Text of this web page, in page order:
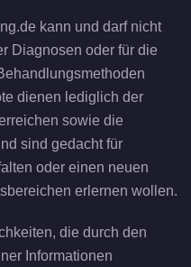
kann und darf nicht
Diagnosen oder für die
dienen lediglich der
sowie die
sind gedacht für
oder einen neuen
erlernen wollen.
die durch den
Informationen